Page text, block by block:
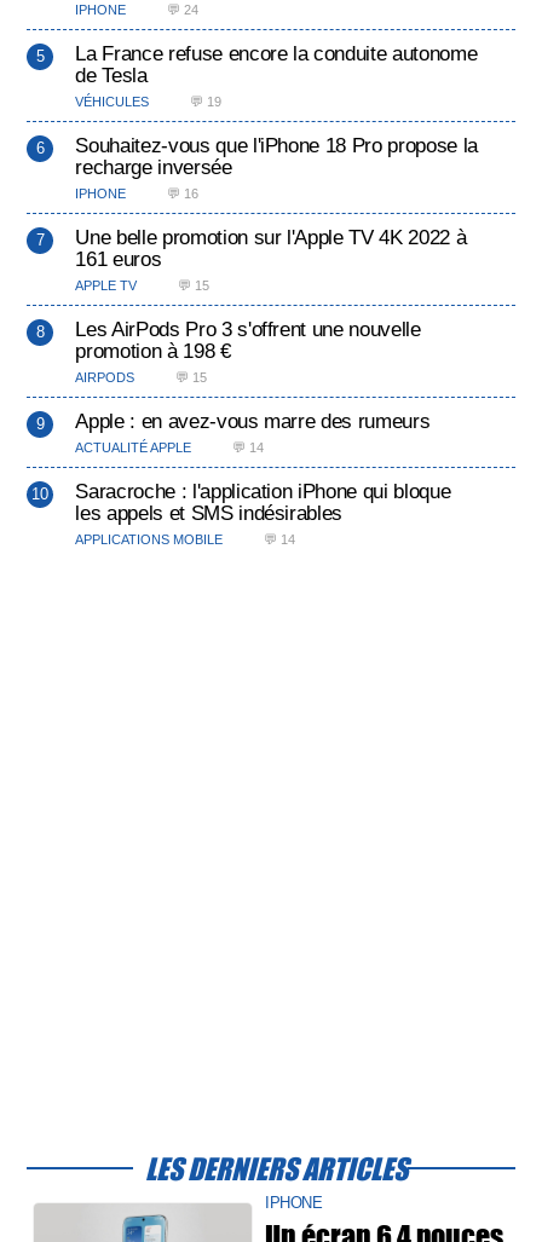
IPHONE 💬 24
La France refuse encore la conduite autonome
de Tesla
VÉHICULES 💬 19
Souhaitez-vous que l'iPhone 18 Pro propose la
recharge inversée
IPHONE 💬 16
Une belle promotion sur l'Apple TV 4K 2022 à
161 euros
APPLE TV 💬 15
Les AirPods Pro 3 s'offrent une nouvelle
promotion à 198 €
AIRPODS 💬 15
Apple : en avez-vous marre des rumeurs
ACTUALITÉ APPLE 💬 14
Saracroche : l'application iPhone qui bloque
les appels et SMS indésirables
APPLICATIONS MOBILE 💬 14
LES DERNIERS ARTICLES
IPHONE